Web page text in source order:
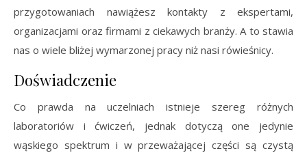
przygotowaniach nawiążesz kontakty z ekspertami,
organizacjami oraz firmami z ciekawych branży. A to stawia
nas o wiele bliżej wymarzonej pracy niż nasi rówieśnicy.
Doświadczenie
Co prawda na uczelniach istnieje szereg różnych
laboratoriów i ćwiczeń, jednak dotyczą one jedynie
wąskiego spektrum i w przeważającej części są czystą